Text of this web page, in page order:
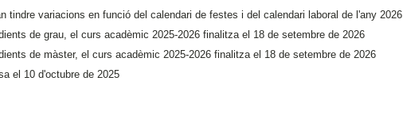
tindre variacions en funció del calendari de festes i del calendari laboral de l'any 2026
de grau, el curs acadèmic 2025-2026 finalitza el 18 de setembre de 2026
de màster, el curs acadèmic 2025-2026 finalitza el 18 de setembre de 2026
el 10 d'octubre de 2025